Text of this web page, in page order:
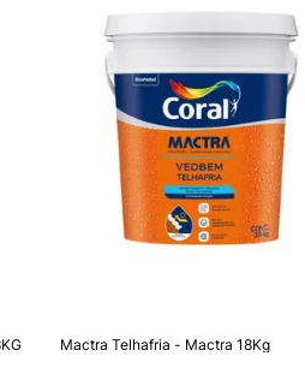
Mactra Telhafria - Mactra 18Kg